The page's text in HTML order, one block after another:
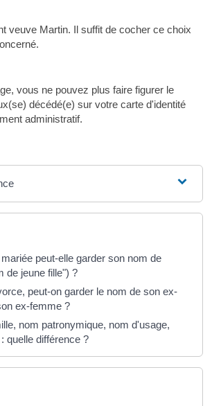
veuve Martin. Il suffit de cocher ce choix
vous ne pouvez plus faire figurer le
décédé(e) sur votre carte d'identité
administratif.
peut-elle garder son nom de
de jeune fille") ?
peut-on garder le nom de son ex-
ex-femme ?
nom patronymique, nom d'usage,
quelle différence ?